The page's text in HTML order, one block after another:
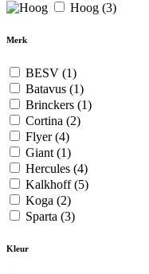
Hoog (3)
Merk
BESV (1)
Batavus (1)
Brinckers (1)
Cortina (2)
Flyer(4)
Giant (1)
Hercules (4)
Kalkhoff(5)
Koga (2)
Sparta (3)
Kleur